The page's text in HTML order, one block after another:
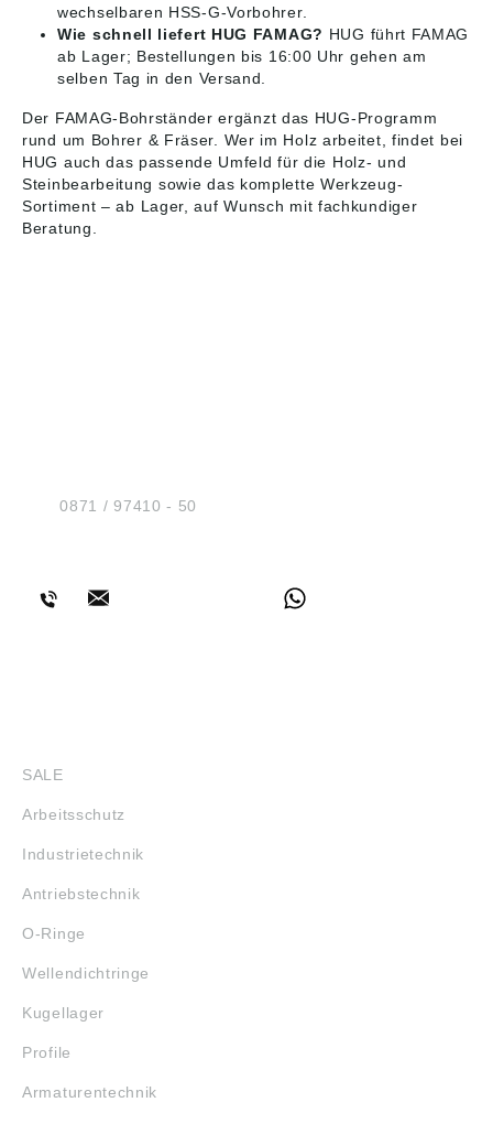
wechselbaren HSS-G-Vorbohrer.
Wie schnell liefert HUG FAMAG? HUG führt FAMAG
ab Lager; Bestellungen bis 16:00 Uhr gehen am
selben Tag in den Versand.
Der FAMAG-Bohrständer ergänzt das HUG-Programm
rund um Bohrer & Fräser . Wer im Holz arbeitet, findet bei
HUG auch das passende Umfeld für die Holz- und
Steinbearbeitung sowie das komplette Werkzeug-
Sortiment – ab Lager, auf Wunsch mit fachkundiger
Beratung.
Tel.:0871 / 97410 - 50
SALE
Arbeitsschutz
Industrietechnik
Antriebstechnik
O-Ringe
Wellendichtringe
Kugellager
Profile
Armaturentechnik